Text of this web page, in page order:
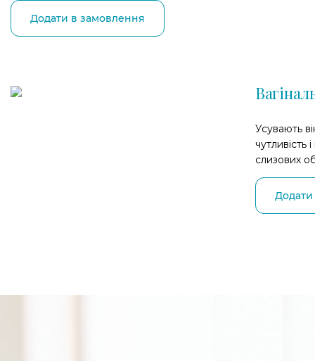
Додати в замовлення
Усувають
чутливість
слизових